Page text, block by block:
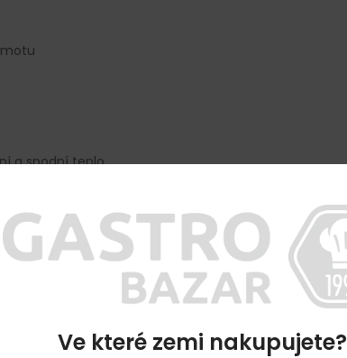
a spodní teplo
Ve které zemi nakupujete?